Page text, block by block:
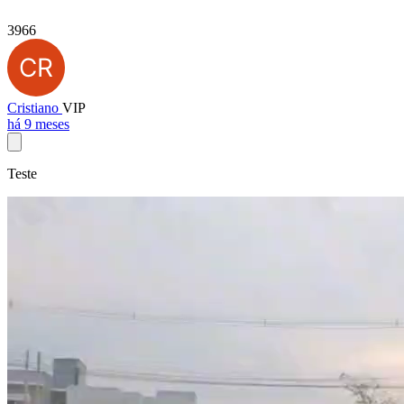
3966
Cristiano VIP
há 9 meses
Teste